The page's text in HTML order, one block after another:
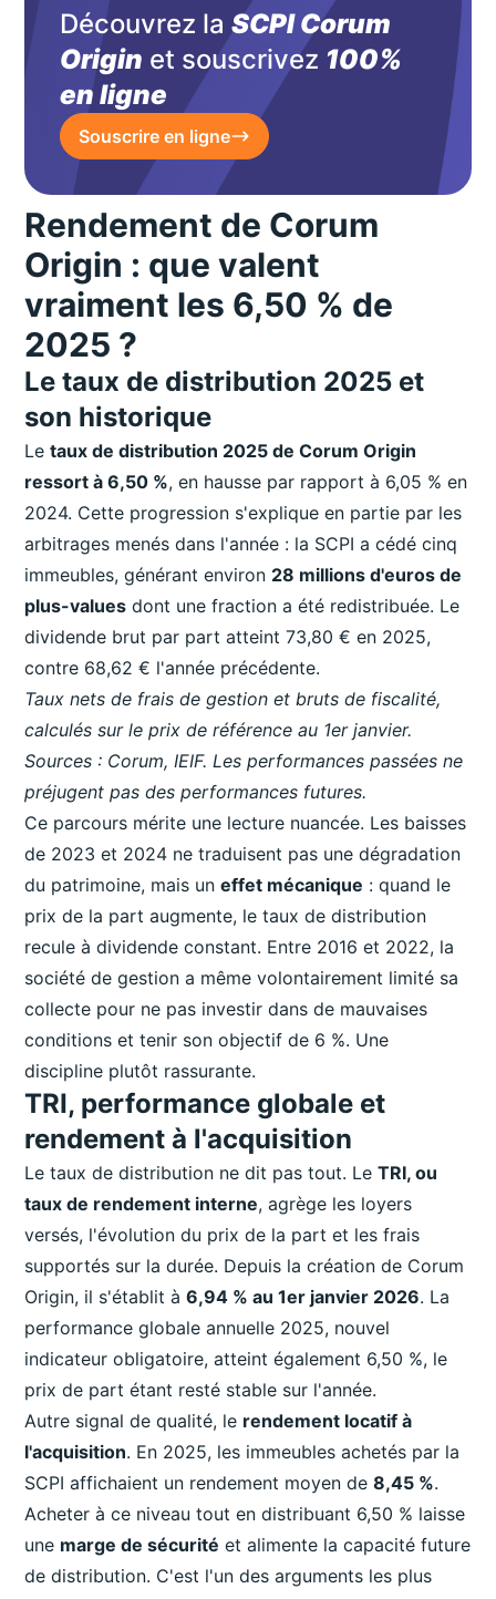
Découvrez laSCPI Corum
Origin et souscrivez 100%
en ligne
Souscrire en ligne
Rendement de Corum
Origin : que valent
vraiment les 6,50 % de
2025 ?
Le taux de distribution 2025 et
son historique
Letaux de distribution 2025 de Corum Origin
ressort à 6,50 %, en hausse par rapport à 6,05 % en
2024. Cette progression s'explique en partie par les
arbitrages menés dans l'année : la SCPI a cédé cinq
immeubles, générant environ 28 millions d'euros de
plus-values dont une fraction a été redistribuée. Le
dividende brut par part atteint 73,80 € en 2025,
contre 68,62 € l'année précédente.
Taux nets de frais de gestion et bruts de fiscalité,
calculés sur le prix de référence au 1er janvier.
Sources : Corum, IEIF. Les performances passées ne
préjugent pas des performances futures.
Ce parcours mérite une lecture nuancée. Les baisses
de 2023 et 2024 ne traduisent pas une dégradation
du patrimoine, mais uneffet mécanique : quand le
prix de la part augmente, le taux de distribution
recule à dividende constant. Entre 2016 et 2022, la
société de gestion a même volontairement limité sa
collecte pour ne pas investir dans de mauvaises
conditions et tenir son objectif de 6 %. Une
discipline plutôt rassurante.
TRI, performance globale et
rendement à l'acquisition
Le taux de distribution ne dit pas tout. LeTRI, ou
taux de rendement interne, agrège les loyers
versés, l'évolution du prix de la part et les frais
supportés sur la durée. Depuis la création de Corum
Origin, il s'établit à6,94 % au 1er janvier 2026. La
performance globale annuelle 2025, nouvel
indicateur obligatoire, atteint également 6,50 %, le
prix de part étant resté stable sur l'année.
Autre signal de qualité, le rendement locatif à
l'acquisition. En 2025, les immeubles achetés par la
SCPI affichaient un rendement moyen de8,45 %.
Acheter à ce niveau tout en distribuant 6,50 % laisse
une marge de sécurité et alimente la capacité future
de distribution. C'est l'un des arguments les plus